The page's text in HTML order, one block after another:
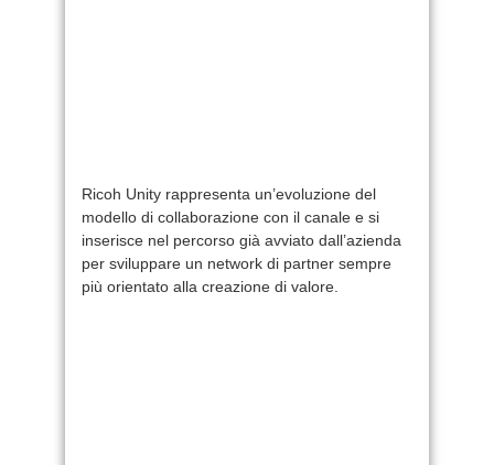
Ricoh Unity rappresenta un’evoluzione del
modello di collaborazione con il canale e si
inserisce nel percorso già avviato dall’azienda
per sviluppare un network di partner sempre
più orientato alla creazione di valore.